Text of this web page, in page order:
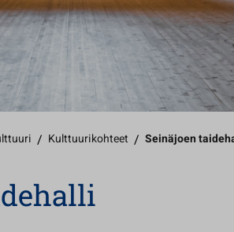
/ Kulttuurikohteet / Seinäjoen